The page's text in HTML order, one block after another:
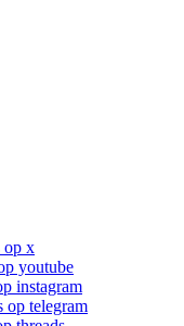
op x
youtube
instagram
op telegram